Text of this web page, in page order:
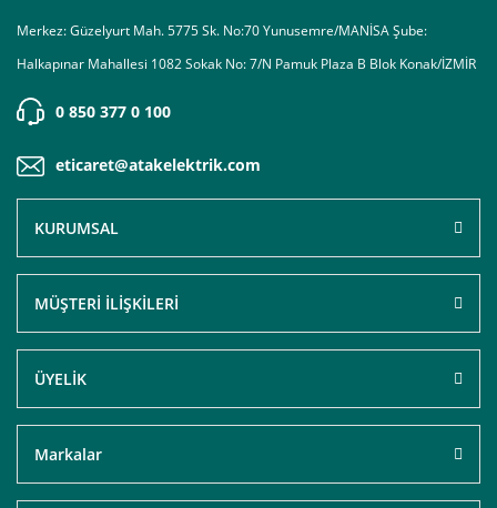
Merkez: Güzelyurt Mah. 5775 Sk. No:70 Yunusemre/MANİSA Şube:
Halkapınar Mahallesi 1082 Sokak No: 7/N Pamuk Plaza B Blok Konak/İZMİR
0 850 377 0 100
eticaret@atakelektrik.com
KURUMSAL
MÜŞTERİ İLİŞKİLERİ
ÜYELİK
Markalar